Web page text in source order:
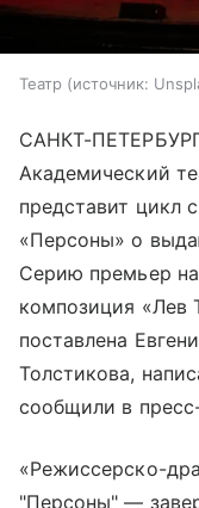
Театр источник:
САНКТ-
Академический
представит цикл
«Персоны» о
Серию премьер
композиция «Лев
поставлена
Толстикова,
сообщили в
«Режиссерско-
"Персоны" —